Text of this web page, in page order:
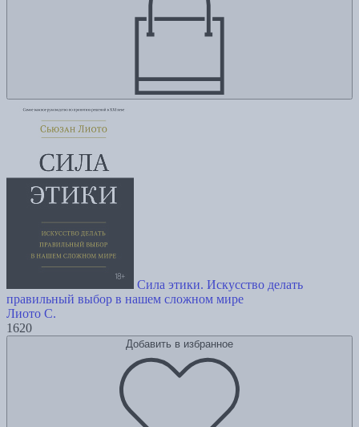
Сила этики. Искусство делать
правильный выбор в нашем сложном мире
Лиото С.
1620
Добавить в избранное